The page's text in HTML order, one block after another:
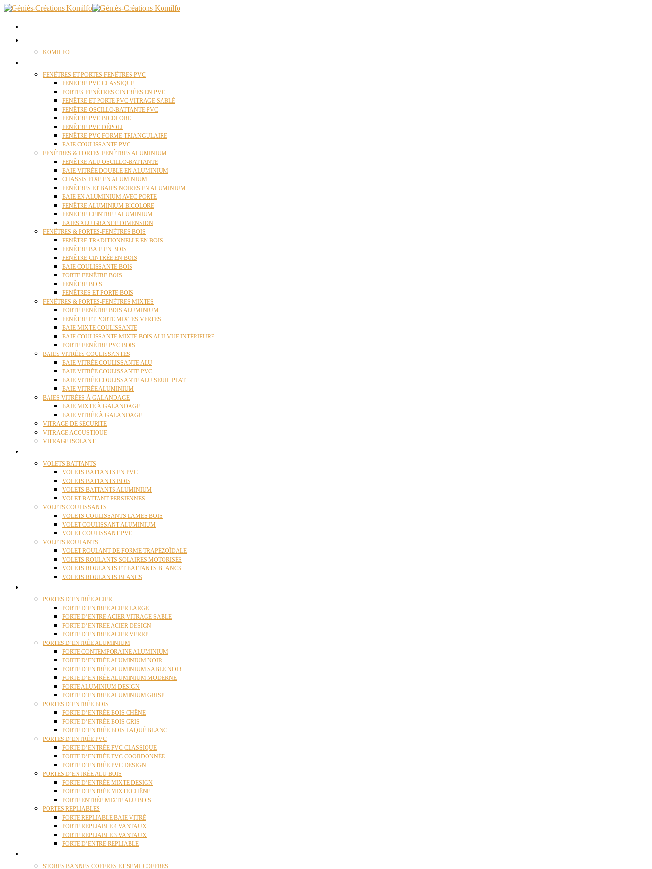
KOMILFO
FENÊTRES ET PORTES FENÊTRES PVC
FENÊTRE PVC CLASSIQUE
PORTES-FENÊTRES CINTRÉES EN PVC
FENÊTRE ET PORTE PVC VITRAGE SABLÉ
FENÊTRE OSCILLO-BATTANTE PVC
FENÊTRE PVC BICOLORE
FENÊTRE PVC DÉPOLI
FENÊTRE PVC FORME TRIANGULAIRE
BAIE COULISSANTE PVC
FENÊTRES & PORTES-FENÊTRES ALUMINIUM
FENÊTRE ALU OSCILLO-BATTANTE
BAIE VITRÉE DOUBLE EN ALUMINIUM
CHASSIS FIXE EN ALUMINIUM
FENÊTRES ET BAIES NOIRES EN ALUMINIUM
BAIE EN ALUMINIUM AVEC PORTE
FENÊTRE ALUMINIUM BICOLORE
FENETRE CEINTREE ALUMINIUM
BAIES ALU GRANDE DIMENSION
FENÊTRES & PORTES-FENÊTRES BOIS
FENÊTRE TRADITIONNELLE EN BOIS
FENÊTRE BAIE EN BOIS
FENÊTRE CINTRÉE EN BOIS
BAIE COULISSANTE BOIS
PORTE-FENÊTRE BOIS
FENÊTRE BOIS
FENÊTRES ET PORTE BOIS
FENÊTRES & PORTES-FENÊTRES MIXTES
PORTE-FENÊTRE BOIS ALUMINIUM
FENÊTRE ET PORTE MIXTES VERTES
BAIE MIXTE COULISSANTE
BAIE COULISSANTE MIXTE BOIS ALU VUE INTÉRIEURE
PORTE-FENÊTRE PVC BOIS
BAIES VITRÉES COULISSANTES
BAIE VITRÉE COULISSANTE ALU
BAIE VITRÉE COULISSANTE PVC
BAIE VITRÉE COULISSANTE ALU SEUIL PLAT
BAIE VITRÉE ALUMINIUM
BAIES VITRÉES À GALANDAGE
BAIE MIXTE À GALANDAGE
BAIE VITRÉE À GALANDAGE
VITRAGE DE SECURITE
VITRAGE ACOUSTIQUE
VITRAGE ISOLANT
VOLETS BATTANTS
VOLETS BATTANTS EN PVC
VOLETS BATTANTS BOIS
VOLETS BATTANTS ALUMINIUM
VOLET BATTANT PERSIENNES
VOLETS COULISSANTS
VOLETS COULISSANTS LAMES BOIS
VOLET COULISSANT ALUMINIUM
VOLET COULISSANT PVC
VOLETS ROULANTS
VOLET ROULANT DE FORME TRAPÉZOÏDALE
VOLETS ROULANTS SOLAIRES MOTORISÉS
VOLETS ROULANTS ET BATTANTS BLANCS
VOLETS ROULANTS BLANCS
PORTES D’ENTRÉE ACIER
PORTE D’ENTREE ACIER LARGE
PORTE D’ENTRE ACIER VITRAGE SABLE
PORTE D’ENTREE ACIER DESIGN
PORTE D’ENTREE ACIER VERRE
PORTES D’ENTRÉE ALUMINIUM
PORTE CONTEMPORAINE ALUMINIUM
PORTE D’ENTRÉE ALUMINIUM NOIR
PORTE D’ENTRÉE ALUMINIUM SABLE NOIR
PORTE D’ENTRÉE ALUMINIUM MODERNE
PORTE ALUMINIUM DESIGN
PORTE D’ENTRÉE ALUMINIUM GRISE
PORTES D’ENTRÉE BOIS
PORTE D’ENTRÉE BOIS CHÊNE
PORTE D’ENTRÉE BOIS GRIS
PORTE D’ENTRÉE BOIS LAQUÉ BLANC
PORTES D’ENTRÉE PVC
PORTE D’ENTRÉE PVC CLASSIQUE
PORTE D’ENTRÉE PVC COORDONNÉE
PORTE D’ENTRÉE PVC DESIGN
PORTES D’ENTRÉE ALU BOIS
PORTE D’ENTRÉE MIXTE DESIGN
PORTE D’ENTRÉE MIXTE CHÊNE
PORTE ENTRÉE MIXTE ALU BOIS
PORTES REPLIABLES
PORTE REPLIABLE BAIE VITRÉ
PORTE REPLIABLE 4 VANTAUX
PORTE REPLIABLE 3 VANTAUX
PORTE D’ENTRE REPLIABLE
STORES BANNES COFFRES ET SEMI-COFFRES